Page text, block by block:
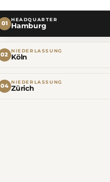
01
HEADQUARTER
Hamburg
02
NIEDERLASSUNG
Köln
04
NIEDERLASSUNG
Zürich